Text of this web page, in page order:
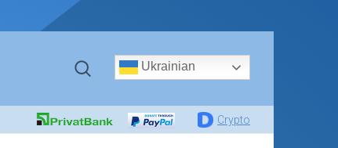
Ukrainian
Crypto